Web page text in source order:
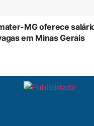
MG oferece
em Minas Gerais